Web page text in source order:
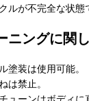
ルが不完全な状態
ニングに関
塗装は使用可能。
は禁止。